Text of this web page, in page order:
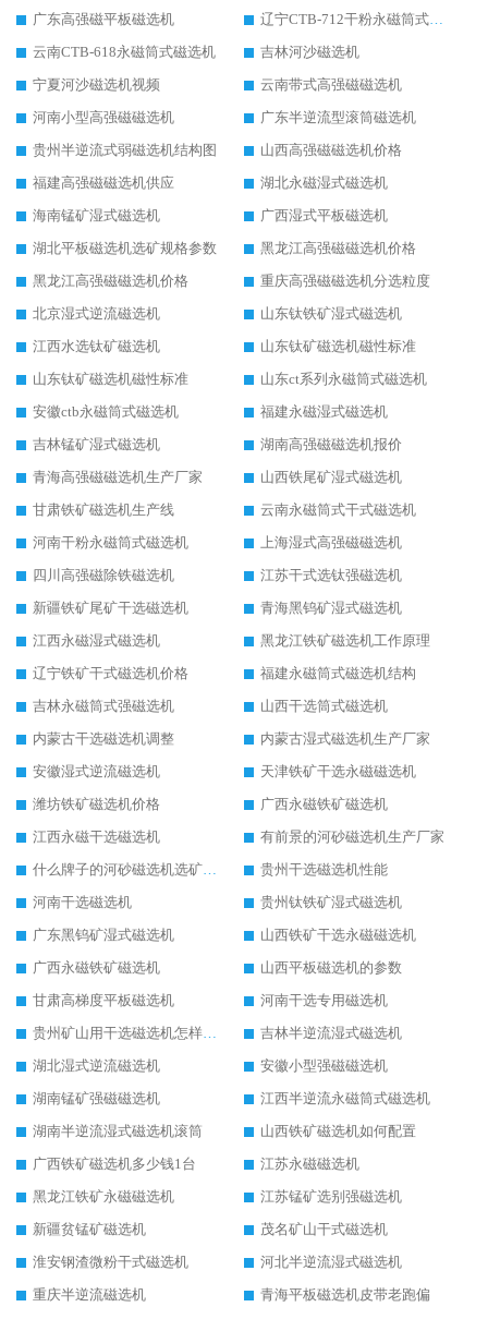
广东高强磁平板磁选机
辽宁CTB-712干粉永磁筒式磁选机
云南CTB-618永磁筒式磁选机
吉林河沙磁选机
宁夏河沙磁选机视频
云南带式高强磁磁选机
河南小型高强磁磁选机
广东半逆流型滚筒磁选机
贵州半逆流式弱磁选机结构图
山西高强磁磁选机价格
福建高强磁磁选机供应
湖北永磁湿式磁选机
海南锰矿湿式磁选机
广西湿式平板磁选机
湖北平板磁选机选矿规格参数
黑龙江高强磁磁选机价格
黑龙江高强磁磁选机价格
重庆高强磁磁选机分选粒度
北京湿式逆流磁选机
山东钛铁矿湿式磁选机
江西水选钛矿磁选机
山东钛矿磁选机磁性标准
山东钛矿磁选机磁性标准
山东ct系列永磁筒式磁选机
安徽ctb永磁筒式磁选机
福建永磁湿式磁选机
吉林锰矿湿式磁选机
湖南高强磁磁选机报价
青海高强磁磁选机生产厂家
山西铁尾矿湿式磁选机
甘肃铁矿磁选机生产线
云南永磁筒式干式磁选机
河南干粉永磁筒式磁选机
上海湿式高强磁磁选机
四川高强磁除铁磁选机
江苏干式选钛强磁选机
新疆铁矿尾矿干选磁选机
青海黑钨矿湿式磁选机
江西永磁湿式磁选机
黑龙江铁矿磁选机工作原理
辽宁铁矿干式磁选机价格
福建永磁筒式磁选机结构
吉林永磁筒式强磁选机
山西干选筒式磁选机
内蒙古干选磁选机调整
内蒙古湿式磁选机生产厂家
安徽湿式逆流磁选机
天津铁矿干选永磁磁选机
潍坊铁矿磁选机价格
广西永磁铁矿磁选机
江西永磁干选磁选机
有前景的河砂磁选机生产厂家
什么牌子的河砂磁选机选矿效果好
贵州干选磁选机性能
河南干选磁选机
贵州钛铁矿湿式磁选机
广东黑钨矿湿式磁选机
山西铁矿干选永磁磁选机
广西永磁铁矿磁选机
山西平板磁选机的参数
甘肃高梯度平板磁选机
河南干选专用磁选机
贵州矿山用干选磁选机怎样调磁
吉林半逆流湿式磁选机
湖北湿式逆流磁选机
安徽小型强磁磁选机
湖南锰矿强磁磁选机
江西半逆流永磁筒式磁选机
湖南半逆流湿式磁选机滚筒
山西铁矿磁选机如何配置
广西铁矿磁选机多少钱1台
江苏永磁磁选机
黑龙江铁矿永磁磁选机
江苏锰矿选别强磁选机
新疆贫锰矿磁选机
茂名矿山干式磁选机
淮安钢渣微粉干式磁选机
河北半逆流湿式磁选机
重庆半逆流磁选机
青海平板磁选机皮带老跑偏